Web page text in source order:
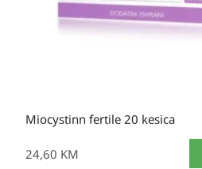
Miocystinn fertile 20 kesica
24,60 KM